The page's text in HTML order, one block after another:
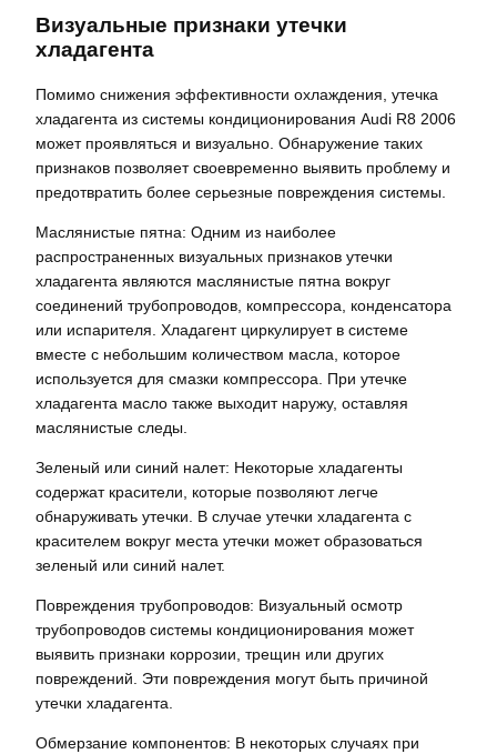
Визуальные признаки утечки
хладагента
Помимо снижения эффективности охлаждения, утечка
хладагента из системы кондиционирования Audi R8 2006
может проявляться и визуально. Обнаружение таких
признаков позволяет своевременно выявить проблему и
предотвратить более серьезные повреждения системы.
Маслянистые пятна: Одним из наиболее
распространенных визуальных признаков утечки
хладагента являются маслянистые пятна вокруг
соединений трубопроводов, компрессора, конденсатора
или испарителя. Хладагент циркулирует в системе
вместе с небольшим количеством масла, которое
используется для смазки компрессора. При утечке
хладагента масло также выходит наружу, оставляя
маслянистые следы.
Зеленый или синий налет: Некоторые хладагенты
содержат красители, которые позволяют легче
обнаруживать утечки. В случае утечки хладагента с
красителем вокруг места утечки может образоваться
зеленый или синий налет.
Повреждения трубопроводов: Визуальный осмотр
трубопроводов системы кондиционирования может
выявить признаки коррозии, трещин или других
повреждений. Эти повреждения могут быть причиной
утечки хладагента.
Обмерзание компонентов: В некоторых случаях при